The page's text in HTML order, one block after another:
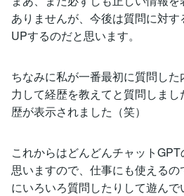
ありませんが、今後は質問に対
UPするのだと思います。
ちなみに私が一番最初に質問し
力して経歴を教えてと質問しま
歴が表示されました（笑）
これからはどんどんチャット
思いますので、仕事にも使える
にいろいろ質問したりして遊んで